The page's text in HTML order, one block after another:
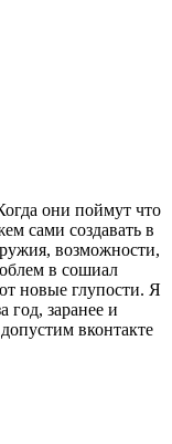
они поймут что
сами создавать в
возможности,
в сошиал
новые глупости. Я
год, заранее и
вконтакте